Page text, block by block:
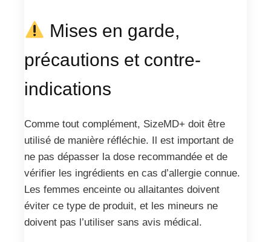
Mises en garde,
précautions et contre-
indications
Comme tout complément, SizeMD+ doit être
utilisé de manière réfléchie. Il est important de
ne pas dépasser la dose recommandée et de
vérifier les ingrédients en cas d’allergie connue.
Les femmes enceinte ou allaitantes doivent
éviter ce type de produit, et les mineurs ne
doivent pas l’utiliser sans avis médical.